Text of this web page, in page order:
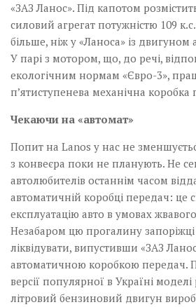
«ЗАЗ Ланос». Під капотом
силовий агрегат потужністю 109
більше, ніж у «Ланоса» із двигуном
У парі з мотором, що, до речі,
екологічним нормам «Євро-3»,
п’ятиступенева механічна коробка
Чекаючи на «автомат»
Попит на Lanos у нас не
з конвеєра поки не планують. Не
автолюбителів останнім часом
автоматичній коробці передач: це
експлуатацію авто в умовах
Незабаром цю прогалину
ліквідувати, випустивши «ЗАЗ
автоматичною коробкою передач.
версії популярної в Україні
літровий бензиновий двигун